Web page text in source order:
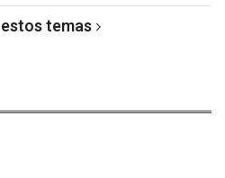
temas